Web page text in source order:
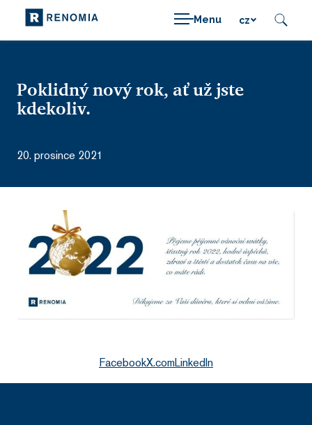
Menu cz
Poklidný nový rok, ať už jste
kdekoliv.
20. prosince 2021
FacebookX.comLinkedIn